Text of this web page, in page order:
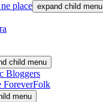
place expand child menu
child menu
Bloggers
ForeverFolk
menu